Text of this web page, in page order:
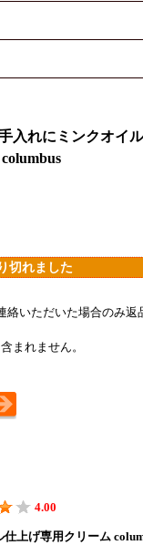
入れに ミンクオイ
切れました
いただいた場合のみ返
まれません。
4.00
上げ専用クリーム